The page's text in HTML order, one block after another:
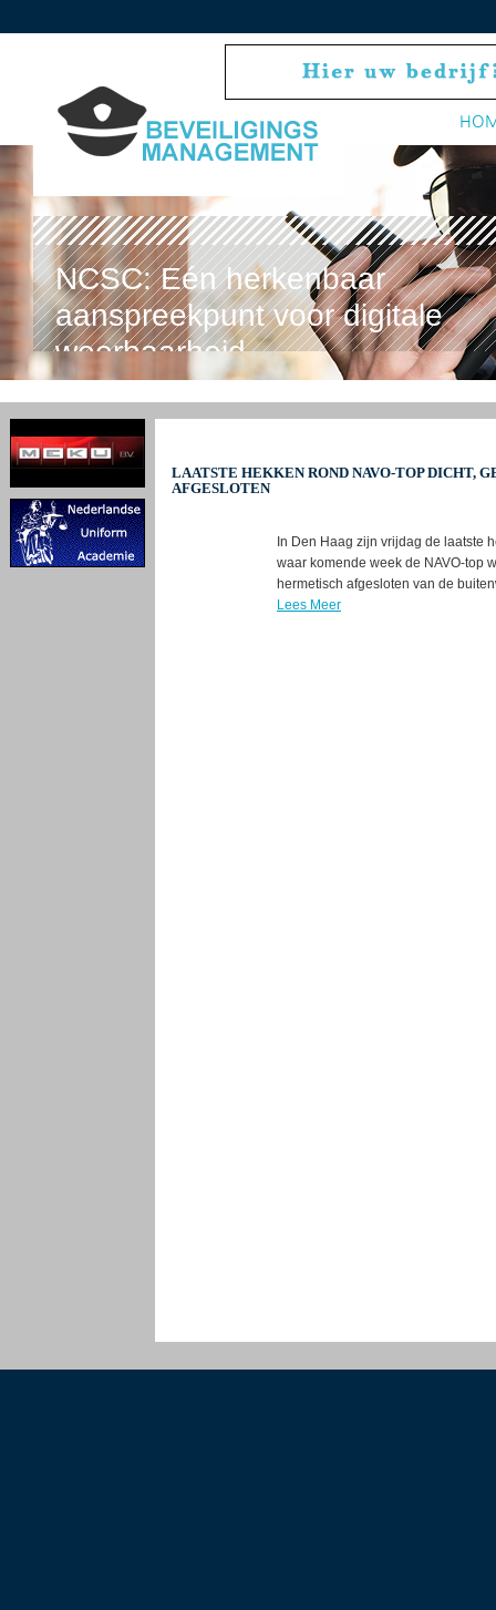
NCSC: Eén herkenbaar
aanspreekpunt voor digitale
weerbaarheid
LAATSTE HEKKEN ROND NAVO-TOP DICHT,
AFGESLOTEN
In Den Haag zijn vrijdag de laatste
waar komende week de NAVO-top
hermetisch afgesloten van de
Lees Meer